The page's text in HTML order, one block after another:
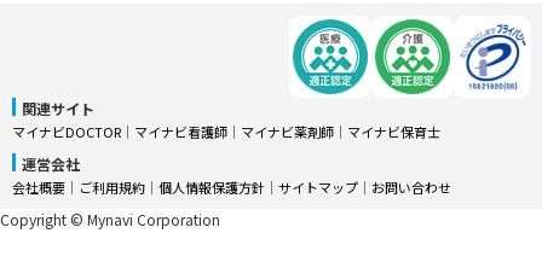
関連サイト
マイナビDOCTOR │ マイナビ看護師 │ マイナビ薬剤師 │ マイナビ保育士
運営会社
会社概要 │ ご利用規約 │ 個人情報保護方針 │ サイトマップ │ お問い合わせ
Copyright © Mynavi Corporation